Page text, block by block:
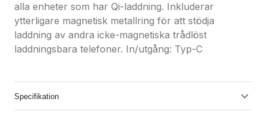
alla enheter som har Qi-laddning. Inkluderar
ytterligare magnetisk metallring för att stödja
laddning av andra icke-magnetiska trådlöst
laddningsbara telefoner. In/utgång: Typ-C
Specifikation